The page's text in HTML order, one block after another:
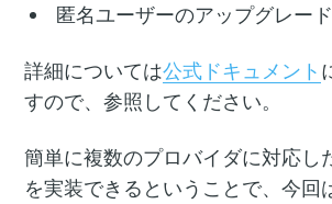
匿名ユーザーのアップグレード
詳細については公式ドキュメント
すので、参照してください。
簡単に複数のプロバイダに対応し
を実装できるということで、今回